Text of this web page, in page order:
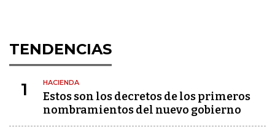
TENDENCIAS
1 HACIENDA
Estos son los decretos de los primeros
nombramientos del nuevo gobierno